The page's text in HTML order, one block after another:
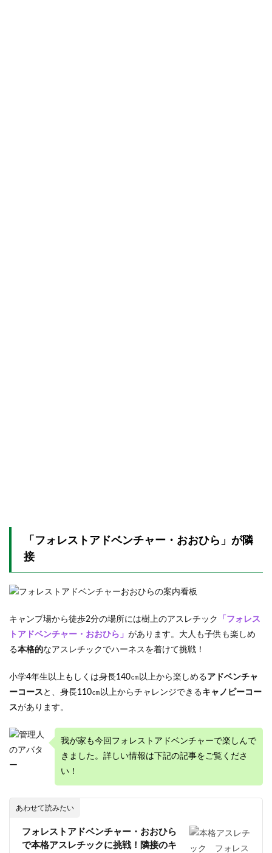
「フォレストアドベンチャー・おおひら」が隣
接
キャンプ場から徒歩2分の場所には樹上のアスレチック
「フォレス
トアドベンチャー・おおひら」 があります。大人も子供も楽しめ
る本格的なアスレチックでハーネスを着けて挑戦！
小学4年生以上もしくは身長140㎝以上から楽しめるアドベンチャ
ーコース と、身長110㎝以上からチャレンジできるキャノピーコー
スがあります。
我が家も今回フォレストアドベンチャーで楽しんで
きました。詳しい情報は下記の記事をご覧くださ
い！
あわせて読みたい
フォレストアドベンチャー・おおひら
で本格アスレチックに挑戦！隣接のキ